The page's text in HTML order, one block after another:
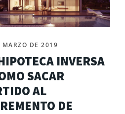
MARZO DE 2019
INVERSA
SACAR
AL
DE